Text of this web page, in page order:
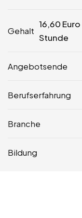
Gehalt
16,60 Euro
Stunde
Angebotsende
Berufserfahrung
Branche
Bildung